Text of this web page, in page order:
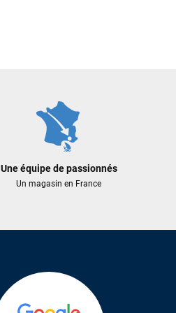
Une équipe de passionnés
Un magasin en France